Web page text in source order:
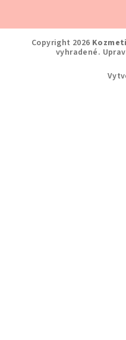
Copyright 2026
vyhradené.